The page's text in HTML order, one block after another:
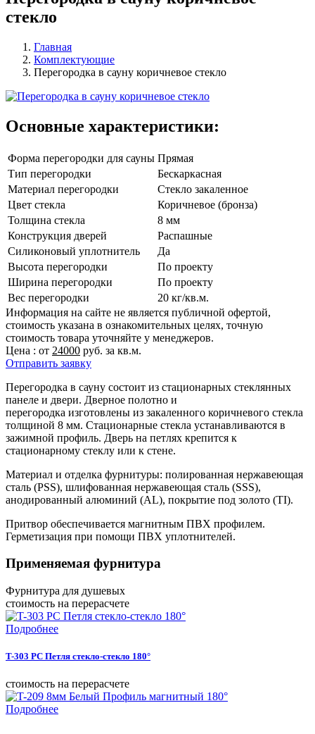
стекло
Главная
Комплектующие
Перегородка в сауну коричневое стекло
Основные характеристики:
Форма перегородки для сауны Прямая
Тип перегородки
Бескаркасная
Материал перегородки
Стекло закаленное
Цвет стекла
Коричневое (бронза)
Толщина стекла
8 мм
Конструкция дверей
Распашные
Силиконовый уплотнитель
Да
Высота перегородки
По проекту
Ширина перегородки
По проекту
Вес перегородки
20 кг/кв.м.
Информация на сайте не является публичной офертой,
стоимость указана в ознакомительных целях, точную
стоимость товара уточняйте у менеджеров.
Цена : от 24000 руб. за кв.м.
Отправить заявку
Перегородка в сауну состоит из стационарных стеклянных
панеле и двери. Дверное полотно и
перегородка изготовлены из закаленного коричневого стекла
толщиной 8 мм. Стационарные стекла устанавливаются в
зажимной профиль. Дверь на петлях крепится к
стационарному стеклу или к стене.
Материал и отделка фурнитуры: полированная нержавеющая
сталь (PSS), шлифованная нержавеющая сталь (SSS),
анодированный алюминий (AL), покрытие под золото (TI).
Притвор обеспечивается магнитным ПВХ профилем.
Герметизация при помощи ПВХ уплотнителей.
Применяемая фурнитура
Фурнитура для душевых
cтоимость на перерасчете
Подробнее
T-303 PC Петля стекло-стекло 180°
cтоимость на перерасчете
Подробнее